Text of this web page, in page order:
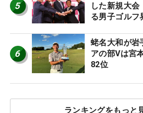
5
した新規大
る男子ゴルフ
6
蛯名大和が
アの部Vは宮
82位
ランキングをもっと